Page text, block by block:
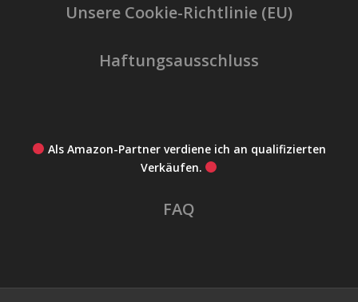
Unsere Cookie-Richtlinie (EU)
Haftungsausschluss
Als Amazon-Partner verdiene ich an qualifizierten
Verkäufen.
FAQ